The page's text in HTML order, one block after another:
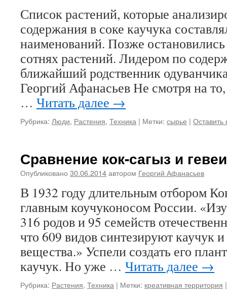
Список растений, которые
содержания в соке каучука
наименований. Позже
сотнях растений. Лидером по
ближайший родственник
Георгий Афанасьев Не смотря на
… Читать далее →
Рубрика: Люди, Растения, Техника | Метки: сырье |
Сравнение кок-сагыз и гевеи
Опубликовано 30.06.2014автором Георгий Афанасьев
В 1932 году длительным отбором
главным коучуконосом России.
316 родов и 95 семейств
что 609 видов синтезируют каучук
вещества.» Успели создать его
каучук. Но уже … Читать далее →
Рубрика: Растения, Техника | Метки: креативная территория |